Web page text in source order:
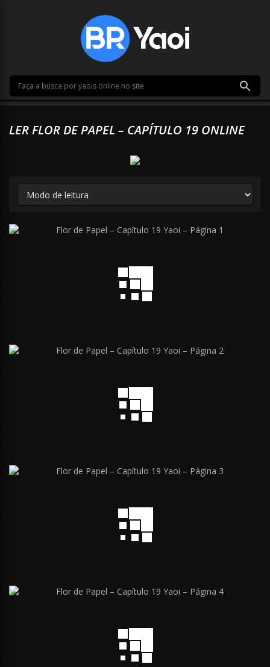
LER FLOR DE PAPEL – CAPÍTULO 19 ONLINE